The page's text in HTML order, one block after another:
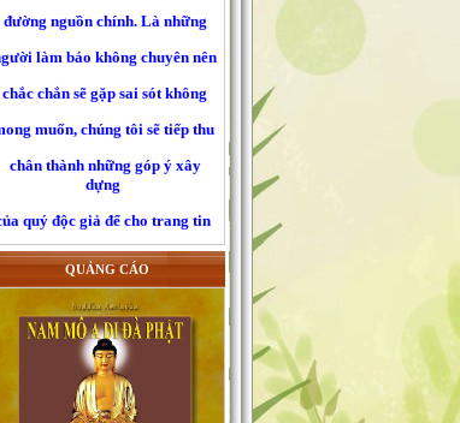
người làm báo không chuyên nên
chắc chắn sẽ gặp sai sót không
mong muốn, chúng tôi sẽ tiếp thu
chân thành những góp ý xây
của quý độc giả để cho trang tin
ngày càng hoàn thiện hơn, xin
về mục liên hệ trên mặt báo .
QUẢNG CÁO